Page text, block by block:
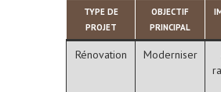
TYPE DE
PROJET
OBJECTIF
PRINCIPAL
Rénovation Moderniser